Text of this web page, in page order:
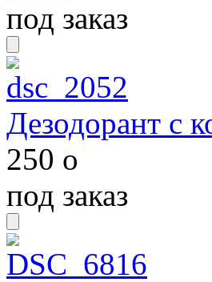
под заказ
Дезодорант с
250 o
под заказ